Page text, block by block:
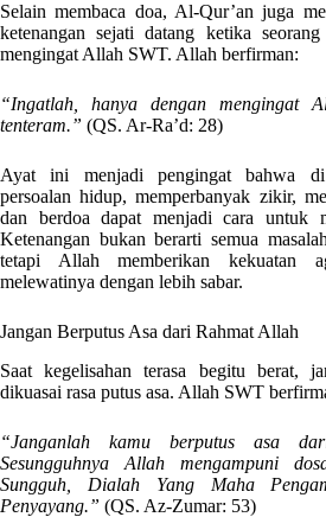
Selain membaca doa, Al-Qur’an juga
ketenangan sejati datang ketika seorang
mengingat Allah SWT. Allah berfirman:
“Ingatlah, hanya dengan mengingat
tenteram.” (QS. Ar-Ra’d: 28)
Ayat ini menjadi pengingat bahwa di
persoalan hidup, memperbanyak zikir,
dan berdoa dapat menjadi cara untuk
Ketenangan bukan berarti semua
tetapi Allah memberikan kekuatan
melewatinya dengan lebih sabar.
Jangan Berputus Asa dari Rahmat Allah
Saat kegelisahan terasa begitu berat,
dikuasai rasa putus asa. Allah SWT
“Janganlah kamu berputus asa
Sesungguhnya Allah mengampuni
Sungguh, Dialah Yang Maha
Penyayang.” (QS. Az-Zumar: 53)